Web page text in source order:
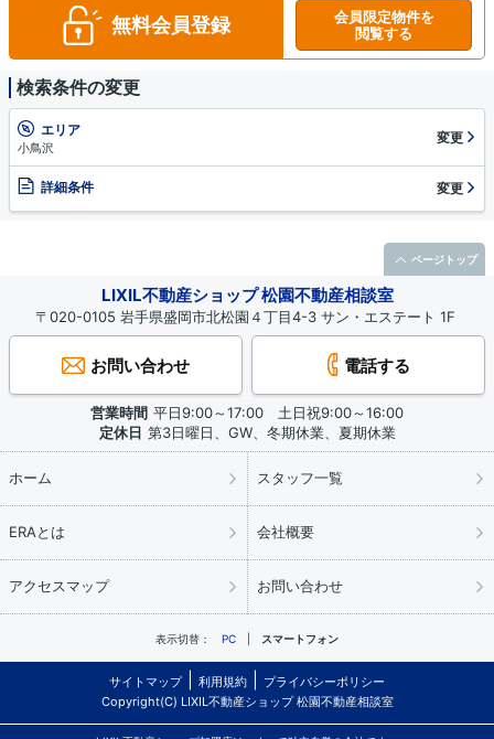
無料会員登録
会員限定物件を
閲覧する
検索条件の変更
エリア
小鳥沢
変更
詳細条件 変更
LIXIL不動産ショップ 松園不動産相談室
〒020-0105 岩手県盛岡市北松園４丁目4-3 サン・エステート 1F
お問い合わせ 電話する
営業時間 平日9:00～17:00 土日祝9:00～16:00
定休日 第3日曜日、GW、冬期休業、夏期休業
ホーム スタッフ一覧
ERAとは 会社概要
アクセスマップ お問い合わせ
表示切替： PC スマートフォン
サイトマップ 利用規約
プライバシーポリシー
Copyright(C) LIXIL不動産ショップ 松園不動産相談室
ページトップ